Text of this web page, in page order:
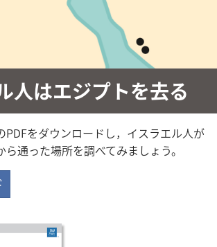
人はエジプトを去る
PDFをダウンロードし，イスラエル人が
通った場所を調べてみましょう。